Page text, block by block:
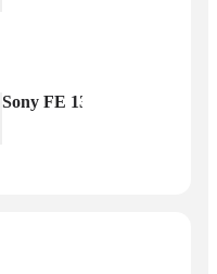
Sony FE 135mm F1.8 GM